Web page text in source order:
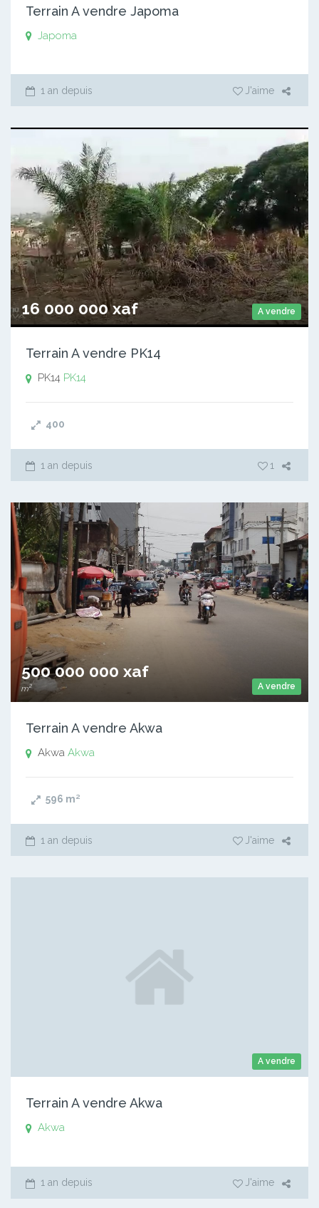
Terrain A vendre Japoma
Japoma
1 an depuis J'aime
A vendre
16 000 000 xaf
Terrain A vendre PK14
PK14 PK14
400
1 an depuis 1
A vendre
500 000 000 xaf
m²
Terrain A vendre Akwa
Akwa Akwa
596 m²
1 an depuis J'aime
A vendre
Terrain A vendre Akwa
Akwa
1 an depuis J'aime